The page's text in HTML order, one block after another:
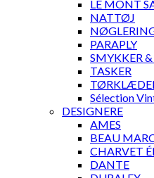
LE MONT
NATTØJ
PARAPLY
SMYKKER
TASKER
Sélection
DESIGNERE
AMES
BEAU
CHARVET
DANTE